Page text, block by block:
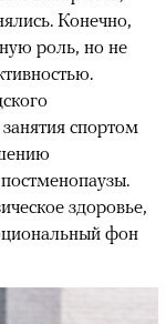
Конечно,
роль, но не
спортом
здоровье,
фон